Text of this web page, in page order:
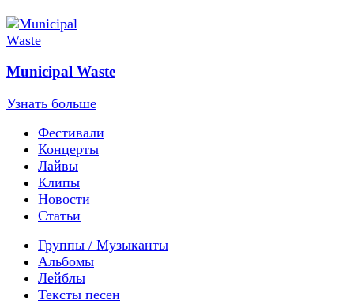
Municipal Waste
Узнать больше
Фестивали
Концерты
Лайвы
Клипы
Новости
Статьи
Группы / Музыканты
Альбомы
Лейблы
Тексты песен